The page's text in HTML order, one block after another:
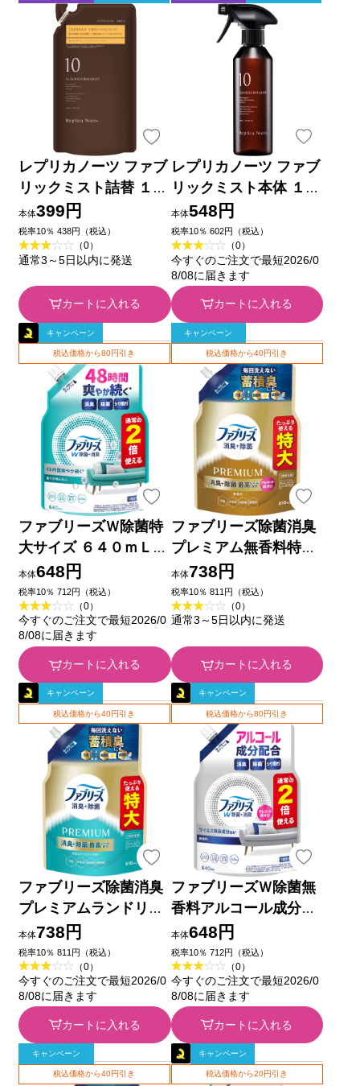
レプリカノーツ ファブ
リックミスト詰替 １０
２８０ｍｌ
本体399円
税率10％ 438円（税込）
（0）
通常3～5日以内に発送
カートに入れる
レプリカノーツ ファブ
リックミスト本体 １０
３００ｍｌ
本体548円
税率10％ 602円（税込）
（0）
今すぐのご注文で最短2026/0
8/08に届きます
カートに入れる
キャンペーン
税込価格から80円引き
ファブリーズＷ除菌特
大サイズ ６４０ｍＬ
Ｐ＆Ｇジャパン
本体648円
税率10％ 712円（税込）
（0）
今すぐのご注文で最短2026/0
8/08に届きます
カートに入れる
キャンペーン
税込価格から40円引き
ファブリーズ除菌消臭
プレミアム無香料特大
６１０ｍＬ Ｐ＆Ｇジャ
パン
本体738円
税率10％ 811円（税込）
（0）
通常3～5日以内に発送
カートに入れる
キャンペーン
税込価格から40円引き
ファブリーズ除菌消臭
プレミアムランドリー
特大 ６１０ｍＬ Ｐ＆
Ｇジャパン
本体738円
税率10％ 811円（税込）
（0）
今すぐのご注文で最短2026/0
8/08に届きます
カートに入れる
キャンペーン
税込価格から80円引き
ファブリーズＷ除菌無
香料アルコール成分入
り特大サイズ ６４０ｍ
Ｌ Ｐ＆Ｇジャパン
本体648円
税率10％ 712円（税込）
（0）
今すぐのご注文で最短2026/0
8/08に届きます
カートに入れる
キャンペーン
税込価格から40円引き
キャンペーン
税込価格から20円引き